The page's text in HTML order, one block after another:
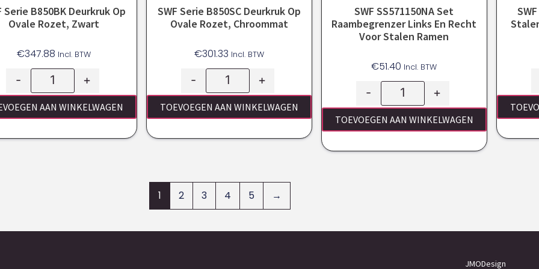
Serie B850BK Deurkruk Op
Ovale Rozet, Zwart
€347.88 Incl. BTW
- +
AAN WINKELWAGEN
SWF Serie B850SC Deurkruk Op
Ovale Rozet, Chroommat
€301.33 Incl. BTW
- +
TOEVOEGEN AAN WINKELWAGEN
SWF SS571150NA Set
Raambegrenzer Links En Recht
Voor Stalen Ramen
€51.40 Incl. BTW
- +
TOEVOEGEN AAN WINKELWAGEN
1 2 3 4 5 →
JMODesign